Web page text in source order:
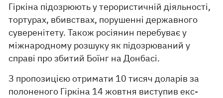
Гіркіна підозрюють у терористичній діяльності,
тортурах, вбивствах, порушенні державного
суверенітету. Також росіянин перебуває у
міжнародному розшуку як підозрюваний у
справі про збитий Боїнг на Донбасі.
З пропозицією отримати 10 тисяч доларів за
полоненого Гіркіна 14 жовтня виступив екс-